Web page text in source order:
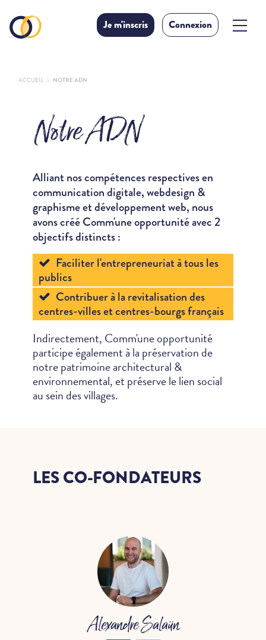
Je m'inscris Connexion
ACCUEIL NOTRE ADN
Notre ADN
Alliant nos compétences respectives en
communication digitale, webdesign &
graphisme et développement web, nous
avons créé Comm'une opportunité avec 2
objectifs distincts :
Faciliter l'entrepreneuriat à tous les
publics
Contribuer à la revitalisation des
centres-villes et centres-bourgs français
Indirectement, Comm'une opportunité
participe également à la préservation de
notre patrimoine architectural &
environnemental, et préserve le lien social
au sein des villages.
LES CO-FONDATEURS
Alexandre Salaün